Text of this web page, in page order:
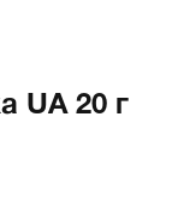
UA 20 г